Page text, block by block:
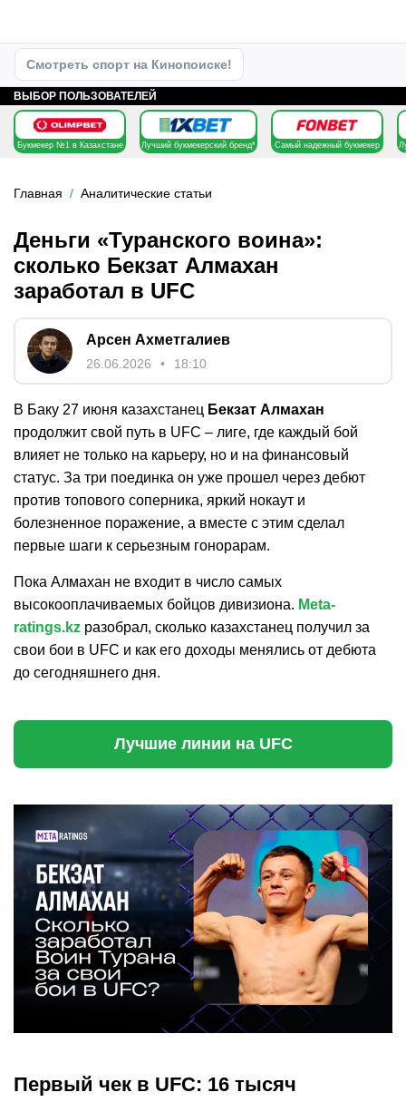
Смотреть спорт на Кинопоиске!
ВЫБОР ПОЛЬЗОВАТЕЛЕЙ
Букмекер №1 в Казахстане Лучший букмекерский бренд* Самый надежный букмекер
Главная Аналитические статьи
Деньги «Туранского воина»:
сколько Бекзат Алмахан
заработал в UFC
Арсен Ахметгалиев
26.06.2026 18:10
В Баку 27 июня казахстанец Бекзат Алмахан
продолжит свой путь в UFC – лиге, где каждый бой
влияет не только на карьеру, но и на финансовый
статус. За три поединка он уже прошел через дебют
против топового соперника, яркий нокаут и
болезненное поражение, а вместе с этим сделал
первые шаги к серьезным гонорарам.
Пока Алмахан не входит в число самых
высокооплачиваемых бойцов дивизиона. Meta-
ratings.kz разобрал, сколько казахстанец получил за
свои бои в UFC и как его доходы менялись от дебюта
до сегодняшнего дня.
Лучшие линии на UFC
Первый чек в UFC: 16 тысяч